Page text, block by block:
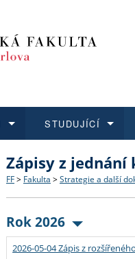
Struktura a historie
Strategie a další
Podpora a benefity pro
Co studovat a jak se
Učitelské studijní
Informace k průběhu
STUDUJÍCÍ
Bakalářské a magisterské
Doktorské studium
Rigorózní řízení
O vědě a výzkumu na FF
Akademické kvalifikace
Granty a projekty
Aktuální nabídky a
Vyjíždějící studenti
Přijíždějící studenti
Zápisy z jednání
FF > Fakulta > Strategie a další
Rok 2026
2026-05-04 Zápis z